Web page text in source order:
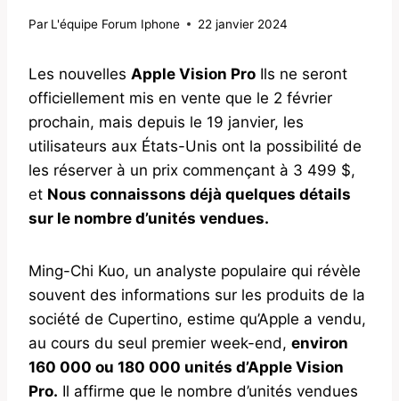
Par L'équipe Forum Iphone 22 janvier 2024
Les nouvelles Apple Vision Pro Ils ne seront
officiellement mis en vente que le 2 février
prochain, mais depuis le 19 janvier, les
utilisateurs aux États-Unis ont la possibilité de
les réserver à un prix commençant à 3 499 $,
et Nous connaissons déjà quelques détails
sur le nombre d’unités vendues.
Ming-Chi Kuo, un analyste populaire qui révèle
souvent des informations sur les produits de la
société de Cupertino, estime qu’Apple a vendu,
au cours du seul premier week-end, environ
160 000 ou 180 000 unités d’Apple Vision
Pro. Il affirme que le nombre d’unités vendues